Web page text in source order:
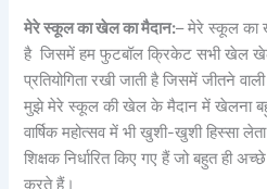
मेरे स्कूल का खेल का मैदान:– मेरे स्कूल का
है जिसमें हम फुटबॉल क्रिकेट सभी खेल
प्रतियोगिता रखी जाती है जिसमें जीतने
मुझे मेरे स्कूल की खेल के मैदान में खेलना
वार्षिक महोत्सव में भी खुशी-खुशी हिस्सा
शिक्षक निर्धारित किए गए हैं जो बहुत ही
करते हैं।